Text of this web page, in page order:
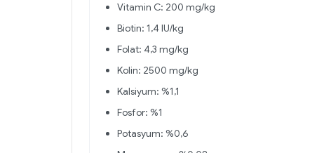
Vitamin C: 200 mg/kg
Biotin: 1,4 IU/kg
Folat: 4,3 mg/kg
Kolin: 2500 mg/kg
Kalsiyum: %1,1
Fosfor: %1
Potasyum: %0,6